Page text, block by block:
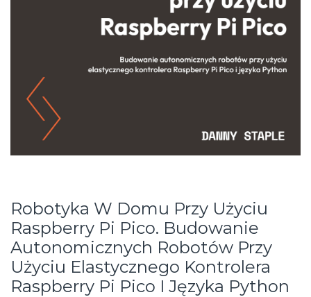
Robotyka W Domu Przy Użyciu
Raspberry Pi Pico. Budowanie
Autonomicznych Robotów Przy
Użyciu Elastycznego Kontrolera
Raspberry Pi Pico I Języka Python